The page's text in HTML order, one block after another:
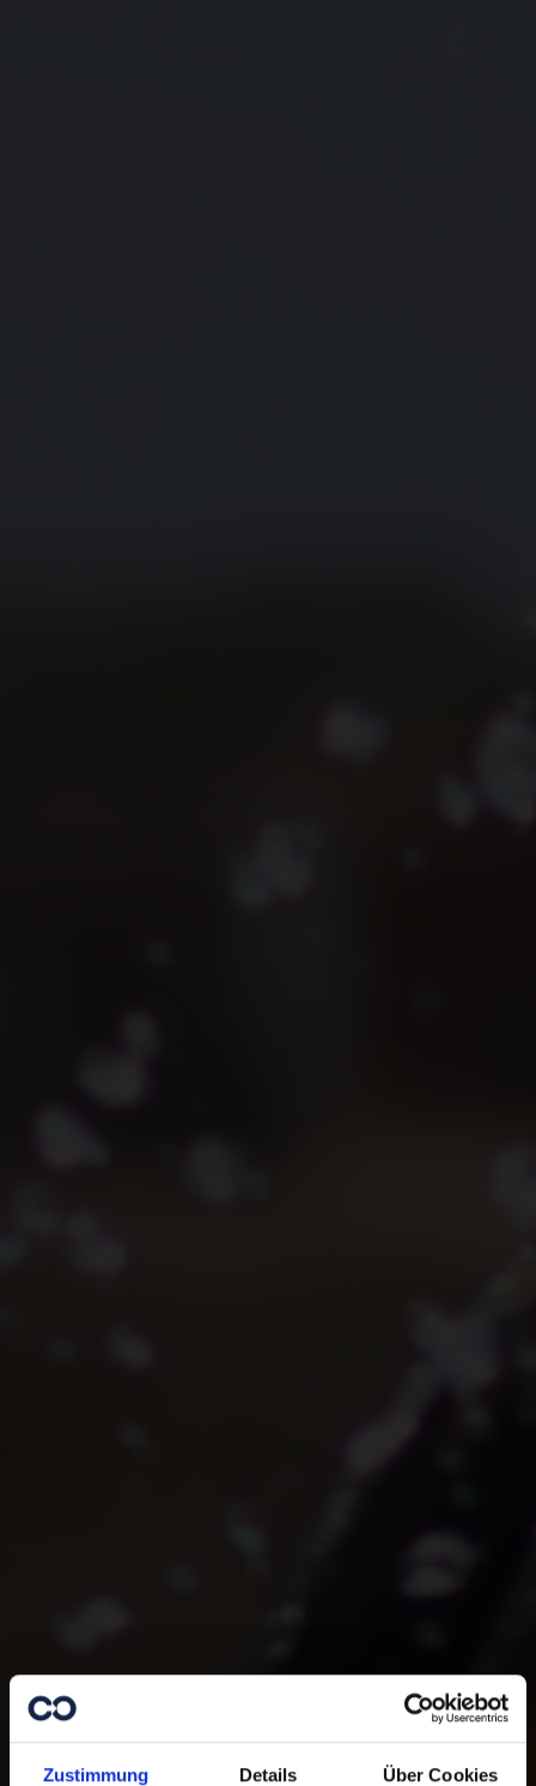
Zustimmung Details Über Cookies